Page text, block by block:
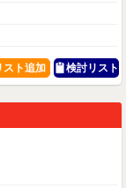
検討リスト